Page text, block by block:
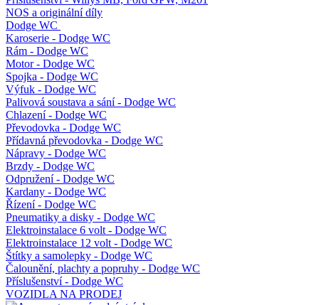
NOS a originální díly
Dodge WC
Karoserie - Dodge WC
Rám - Dodge WC
Motor - Dodge WC
Spojka - Dodge WC
Výfuk - Dodge WC
Palivová soustava a sání - Dodge WC
Chlazení - Dodge WC
Převodovka - Dodge WC
Přídavná převodovka - Dodge WC
Nápravy - Dodge WC
Brzdy - Dodge WC
Odpružení - Dodge WC
Kardany - Dodge WC
Řízení - Dodge WC
Pneumatiky a disky - Dodge WC
Elektroinstalace 6 volt - Dodge WC
Elektroinstalace 12 volt - Dodge WC
Štítky a samolepky - Dodge WC
Čalounění, plachty a popruhy - Dodge WC
Příslušenství - Dodge WC
VOZIDLA NA PRODEJ